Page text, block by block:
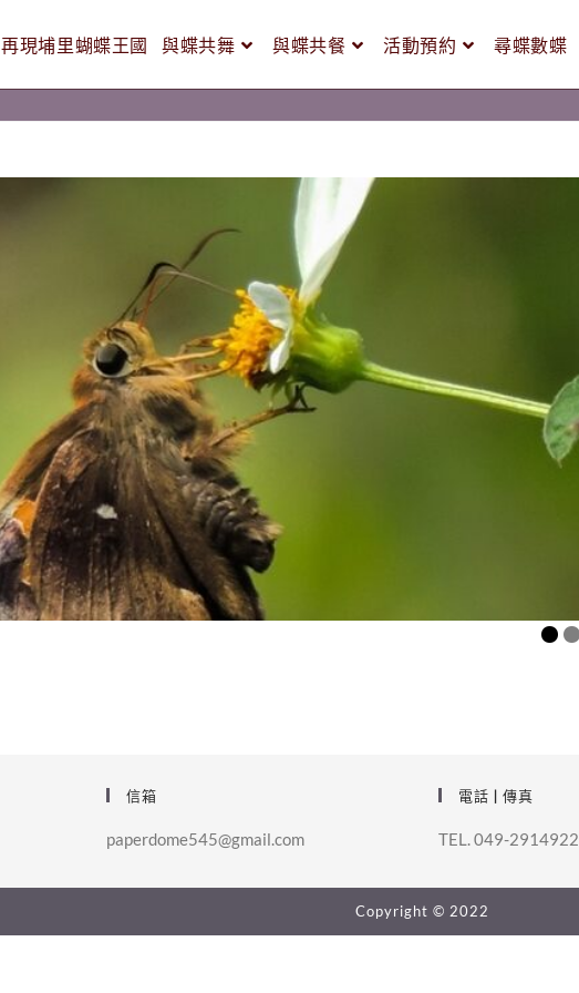
再現埔里蝴蝶王國 與蝶共舞 與蝶共餐 活動預約 尋蝶數蝶
信箱
paperdome545@gmail.com
電話 | 傳真
TEL. 049-2914922
Copyright © 2022